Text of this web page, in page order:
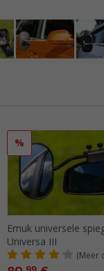
%
Emuk universele
Universa III
(Meer